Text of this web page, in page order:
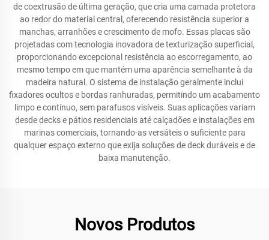
de coextrusão de última geração, que cria uma camada protetora
ao redor do material central, oferecendo resistência superior a
manchas, arranhões e crescimento de mofo. Essas placas são
projetadas com tecnologia inovadora de texturização superficial,
proporcionando excepcional resistência ao escorregamento, ao
mesmo tempo em que mantém uma aparência semelhante à da
madeira natural. O sistema de instalação geralmente inclui
fixadores ocultos e bordas ranhuradas, permitindo um acabamento
limpo e contínuo, sem parafusos visíveis. Suas aplicações variam
desde decks e pátios residenciais até calçadões e instalações em
marinas comerciais, tornando-as versáteis o suficiente para
qualquer espaço externo que exija soluções de deck duráveis e de
baixa manutenção.
Novos Produtos